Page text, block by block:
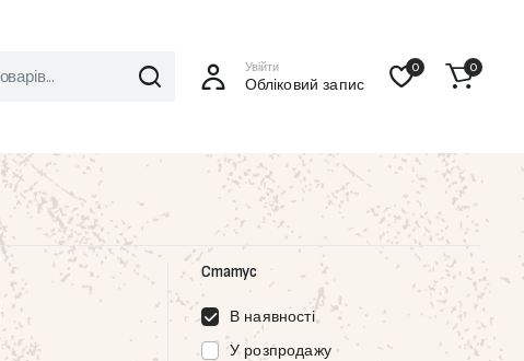
Увійти
Обліковий запис
0 0
Статус
В наявності
У розпродажу